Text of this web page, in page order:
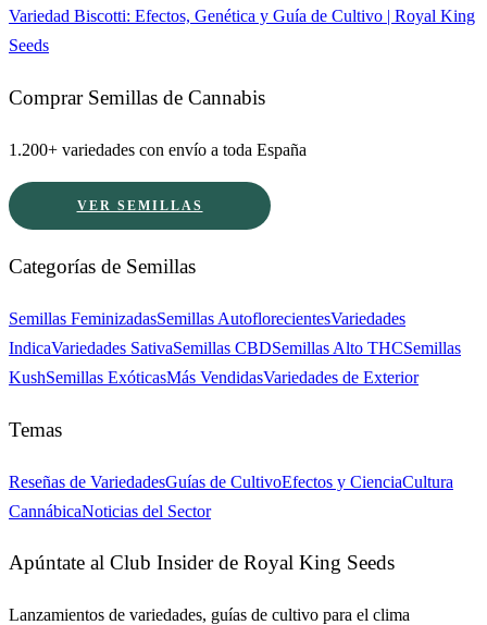
Variedad Biscotti: Efectos, Genética y Guía de Cultivo | Royal King
Seeds
Comprar Semillas de Cannabis
1.200+ variedades con envío a toda España
VER SEMILLAS
Categorías de Semillas
Semillas FeminizadasSemillas AutoflorecientesVariedades
IndicaVariedades SativaSemillas CBDSemillas Alto THCSemillas
KushSemillas ExóticasMás VendidasVariedades de Exterior
Temas
Reseñas de VariedadesGuías de CultivoEfectos y CienciaCultura
CannábicaNoticias del Sector
Apúntate al Club Insider de Royal King Seeds
Lanzamientos de variedades, guías de cultivo para el clima